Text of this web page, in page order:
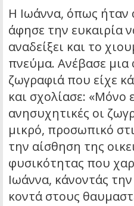
Η Ιωάννα, όπως ήταν
άφησε την ευκαιρία
αναδείξει και το
πνεύμα. Ανέβασε
ζωγραφιά που είχε
και σχολίασε: «Μόνο
ανησυχητικές οι
μικρό, προσωπικό
την αίσθηση της
φυσικότητας που
Ιωάννα, κάνοντάς
κοντά στους